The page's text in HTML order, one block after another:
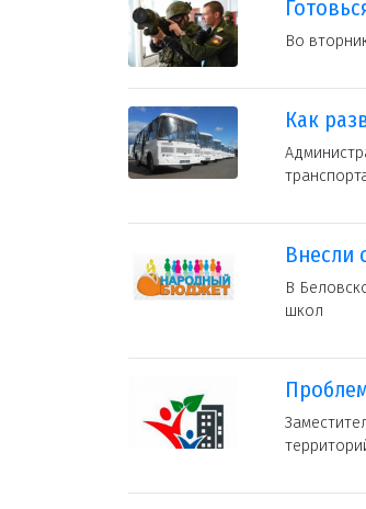
Во
Как
Внесли
В
школ